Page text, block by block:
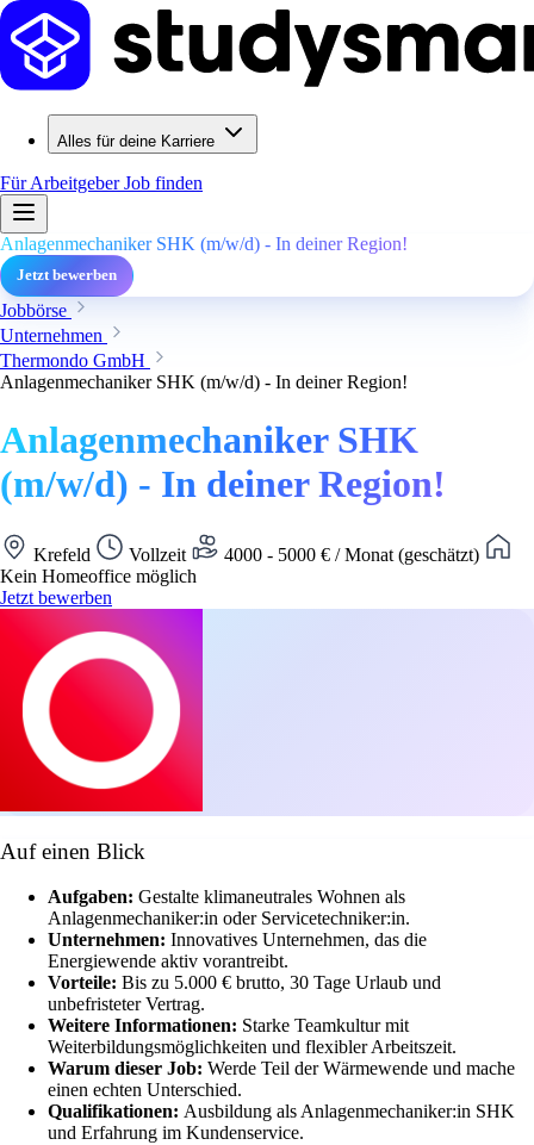
Alles für deine Karriere
Für ArbeitgeberJob finden
Anlagenmechaniker SHK (m/w/d) - In deiner Region!
Jetzt bewerben
Jobbörse
Unternehmen
Thermondo GmbH
Anlagenmechaniker SHK (m/w/d) - In deiner Region!
Anlagenmechaniker SHK
(m/w/d) - In deiner Region!
Krefeld Vollzeit
4000 - 5000 € / Monat (geschätzt)
Kein Homeoffice möglich
Jetzt bewerben
Auf einen Blick
Aufgaben: Gestalte klimaneutrales Wohnen als
Anlagenmechaniker:in oder Servicetechniker:in.
Unternehmen: Innovatives Unternehmen, das die
Energiewende aktiv vorantreibt.
Vorteile: Bis zu 5.000 € brutto, 30 Tage Urlaub und
unbefristeter Vertrag.
Weitere Informationen: Starke Teamkultur mit
Weiterbildungsmöglichkeiten und flexibler Arbeitszeit.
Warum dieser Job: Werde Teil der Wärmewende und mache
einen echten Unterschied.
Qualifikationen: Ausbildung als Anlagenmechaniker:in SHK
und Erfahrung im Kundenservice.